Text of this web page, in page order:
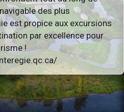
des plus
est propice aux excursions
par excellence pour
!